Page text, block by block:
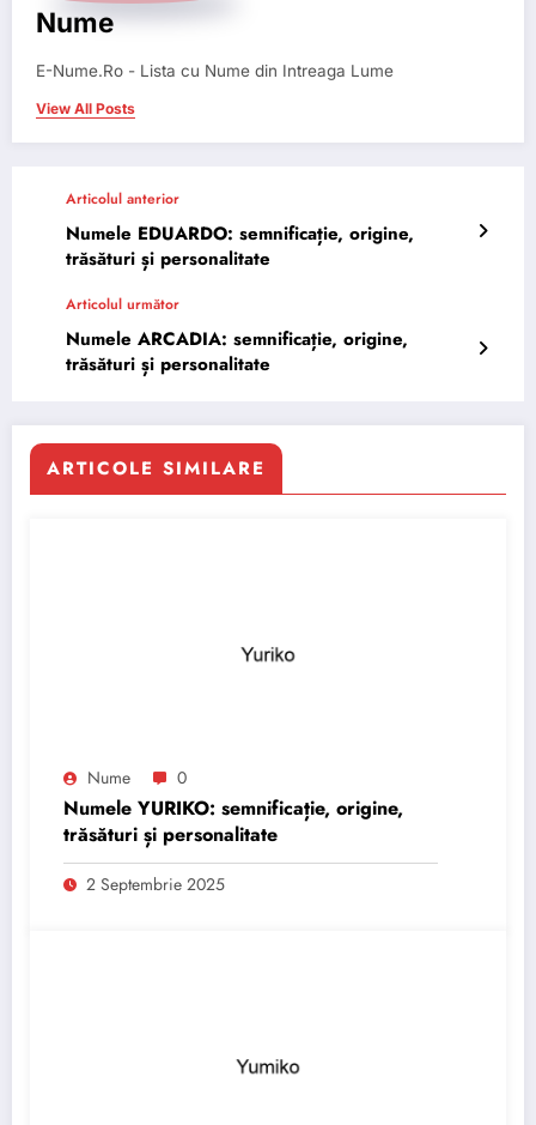
Nume
E-Nume.Ro - Lista cu Nume din Intreaga Lume
View All Posts
Articolul anterior
Numele EDUARDO: semnificație, origine,
trăsături și personalitate
Articolul următor
Numele ARCADIA: semnificație, origine,
trăsături și personalitate
ARTICOLE SIMILARE
Nume 0
Numele YURIKO: semnificație, origine,
trăsături și personalitate
2 Septembrie 2025